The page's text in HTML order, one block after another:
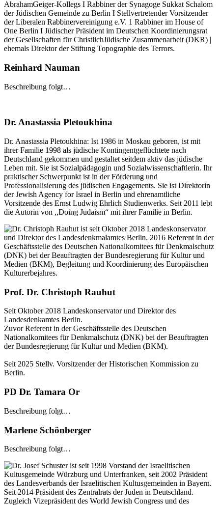
Abraham­Geiger-Kollegs I Rabbiner der Synagoge Sukkat Schalom
der Jüdischen Gemeinde zu Berlin I Stellvertretender Vorsitzender
der Liberalen Rabbinervereinigung e.V. 1 Rabbiner im House of
One Berlin I Jüdischer Präsident im Deutschen Koordinierungsrat
der Gesellschaften für Christlich­Jüdische Zusammenarbeit (DKR) |
ehemals Direktor der Stiftung Topographie des Terrors.
Reinhard Nauman
Beschreibung folgt…
Dr. Anastassia Pletoukhina
Dr. Anastassia Pletoukhina: Ist 1986 in Moskau geboren, ist mit
ihrer Familie 1998 als jüdische Kontingentgeflüchtete nach
Deutschland gekommen und gestaltet seitdem aktiv das jüdische
Leben mit. Sie ist Sozialpädagogin und Sozialwissenschaftlerin. Ihr
praktischer Schwerpunkt ist in der Förderung und
Professionalisierung des jüdischen Engagements. Sie ist Direktorin
der Jewish Agency for Israel in Berlin und ehrenamtliche
Vorsitzende des Ernst Ludwig Ehrlich Studienwerks. Seit 2011 lebt
die Autorin von ,,Doing Judaism“ mit ihrer Familie in Berlin.
Prof. Dr. Christoph Rauhut
Seit Oktober 2018 Landeskonservator und Direktor des
Landesdenkamtes Berlin.
Zuvor Referent in der Geschäftsstelle des Deutschen
Nationalkomitees für Denkmalschutz (DNK) bei der Beauftragten
der Bundesregierung für Kultur und Medien (BKM).
Seit 2025 Stellv. Vorsitzender der Historischen Kommission zu
Berlin.
PD Dr. Tamara Or
Beschreibung folgt…
Marlene Schönberger
Beschreibung folgt…